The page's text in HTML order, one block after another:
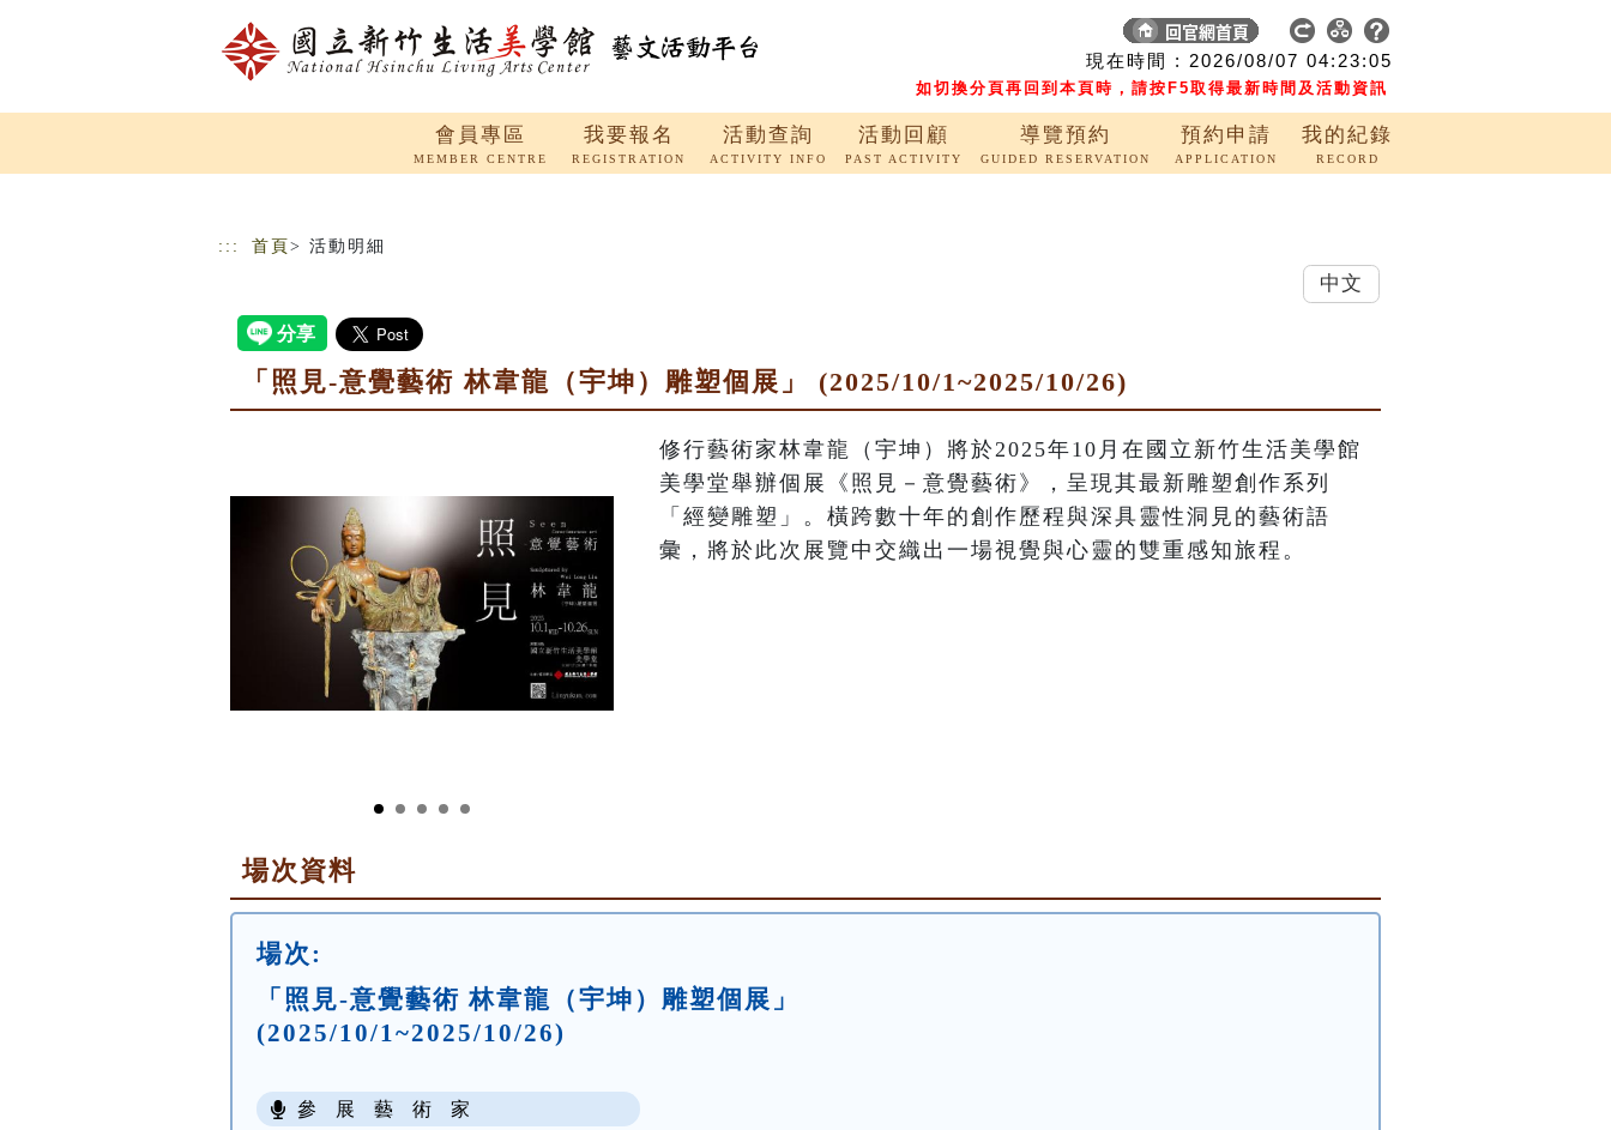
現在時間 : 2026/08/07 04:23:06
如切換分頁再回到本頁時，請按F5取得最新時間及活動資訊
會員專區
MEMBER CENTRE
我要報名
REGISTRATION
活動查詢
ACTIVITY INFO
活動回顧
PAST ACTIVITY
導覽預約
GUIDED RESERVATION
預約申請
APPLICATION
我的紀錄
RECORD
::: 首頁 > 活動明細
「照見-意覺藝術 林韋龍（宇坤）雕塑個展」 (2025/10/1~2025/10/26)
修行藝術家林韋龍（宇坤）將於2025年10月在國立新竹生活美學館
美學堂舉辦個展《照見－意覺藝術》，呈現其最新雕塑創作系列
「經變雕塑」。橫跨數十年的創作歷程與深具靈性洞見的藝術語
彙，將於此次展覽中交織出一場視覺與心靈的雙重感知旅程。
場次資料
場次:
「照見-意覺藝術 林韋龍（宇坤）雕塑個展」
(2025/10/1~2025/10/26)
參 展 藝 術 家